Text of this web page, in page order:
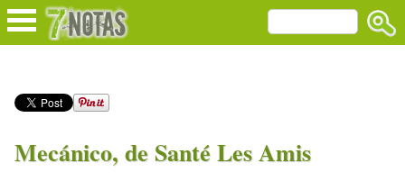
Mecánico, de Santé Les Amis